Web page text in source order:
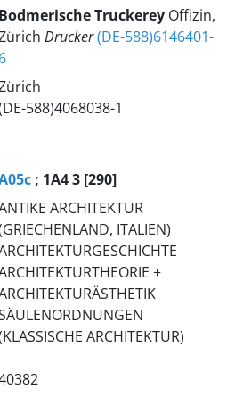
Bodmerische TruckereyOffizin,
Drucker(DE-588)6146401-
6
588)4068038-1
; 1A4 3 [290]
ARCHITEKTUR
ITALIEN)
+
ARCHITEKTUR)